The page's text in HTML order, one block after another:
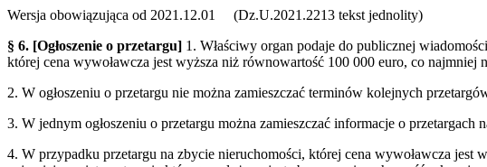
Wersja obowiązująca od 2021.12.01 (Dz.U.2021.2213 tekst jednolity)
§ 6. [Ogłoszenie o przetargu] 1. Właściwy organ podaje do publicznej
której cena wywoławcza jest wyższa niż równowartość 100 000 euro, co najmniej
2. W ogłoszeniu o przetargu nie można zamieszczać terminów kolejnych
3. W jednym ogłoszeniu o przetargu można zamieszczać informacje o przetargach
4. W przypadku przetargu na zbycie nieruchomości, której cena wywoławcza jest